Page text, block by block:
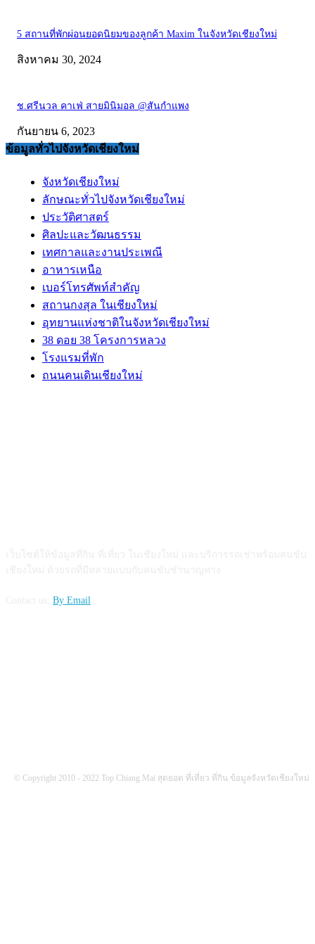
5 สถานที่พักผ่อนยอดนิยมของลูกค้า Maxim ในจังหวัดเชียงใหม่
สิงหาคม 30, 2024
ช.ศรีนวล คาเฟ่ สายมินิมอล @สันกำแพง
กันยายน 6, 2023
ข้อมูลทั่วไปจังหวัดเชียงใหม่
จังหวัดเชียงใหม่
ลักษณะทั่วไปจังหวัดเชียงใหม่
ประวัติศาสตร์
ศิลปะและวัฒนธรรม
เทศกาลและงานประเพณี
อาหารเหนือ
เบอร์โทรศัพท์สำคัญ
สถานกงสุล ในเชียงใหม่
อุทยานแห่งชาติในจังหวัดเชียงใหม่
38 ดอย 38 โครงการหลวง
โรงแรมที่พัก
ถนนคนเดินเชียงใหม่
By Email
© Copyright 2010 - 2022 Top Chiang Mai สุดยอด ที่เที่ยว ที่กิน ข้อมูลจังหวัดเชียงใหม่